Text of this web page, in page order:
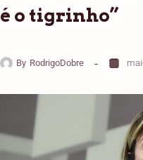
é o tigrinho”
By RodrigoDobre